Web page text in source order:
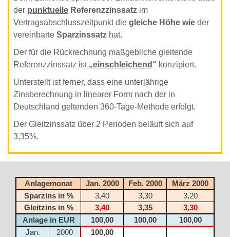
der punktuelle Referenzzinssatzim
Vertragsabschlusszeitpunkt die gleiche Höhe wie der
vereinbarte Sparzinssatz hat.
Der für die Rückrechnung maßgebliche gleitende
Referenzzinssatz ist „einschleichend “ konzipiert.
Unterstellt ist ferner, dass eine unterjährige
Zinsberechnung in linearer Form nach der in
Deutschland geltenden 360-Tage-Methode erfolgt.
Der Gleitzinssatz über 2 Perioden beläuft sich auf
3,35%.
Anlagemonat Jan. 2000 Feb. 2000
März 2000
Sparzins in %
3,40 3,30
3,20
Gleitzins in %
3,40 3,35
3,30
Anlage in EUR
100,00 100,00
100,00
Jan.
2000
100,00